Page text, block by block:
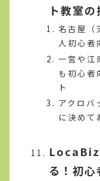
ト教室
名古屋（
人初心者
一宮や江
も初心者
ト
アクロバ
に決めて
LocaBiz
る！初